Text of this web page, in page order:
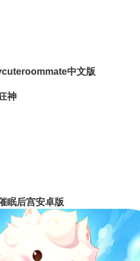
中文版
神
眠后宫安卓版